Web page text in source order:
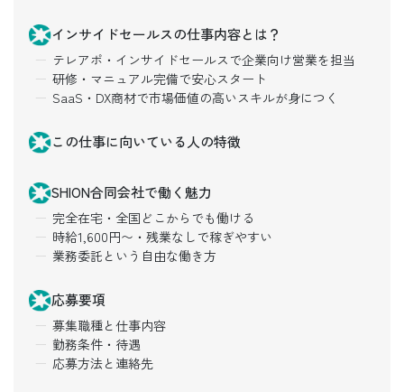
インサイドセールスの仕事内容とは？
テレアポ・インサイドセールスで企業向け営業を担当
研修・マニュアル完備で安心スタート
SaaS・DX商材で市場価値の高いスキルが身につく
この仕事に向いている人の特徴
SHION合同会社で働く魅力
完全在宅・全国どこからでも働ける
時給1,600円〜・残業なしで稼ぎやすい
業務委託という自由な働き方
応募要項
募集職種と仕事内容
勤務条件・待遇
応募方法と連絡先